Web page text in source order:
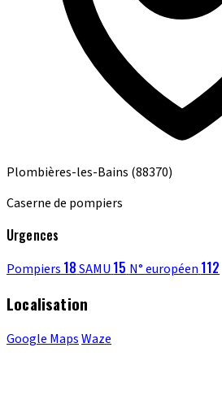
Plombières-les-Bains (88370)
Caserne de pompiers
Urgences
Pompiers 18SAMU 15 N° européen 112
Localisation
Google MapsWaze